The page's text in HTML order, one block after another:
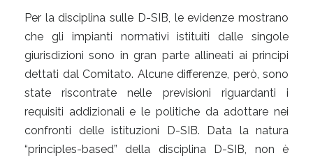
Per la disciplina sulle D-SIB, le evidenze mostrano
che gli impianti normativi istituiti dalle singole
giurisdizioni sono in gran parte allineati ai principi
dettati dal Comitato. Alcune differenze, però, sono
state riscontrate nelle previsioni riguardanti i
requisiti addizionali e le politiche da adottare nei
confronti delle istituzioni D-SIB. Data la natura
“principles-based” della disciplina D-SIB, non è